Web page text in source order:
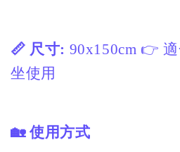
📏 尺寸: 90x150cm 👉
坐使用
🏡 使用方式